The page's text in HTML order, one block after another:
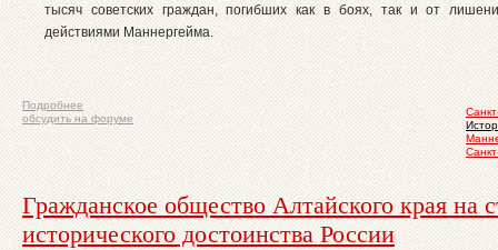
тысяч советских граждан, погибших как в боях, так и от
действиями Маннергейма.
Подробнее
обсудить на форуме
Гражданское общество Алтайского края на
исторического достоинства России